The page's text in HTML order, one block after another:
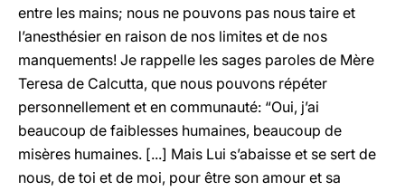
entre les mains; nous ne pouvons pas nous taire et
l’anesthésier en raison de nos limites et de nos
manquements! Je rappelle les sages paroles de Mère
Teresa de Calcutta, que nous pouvons répéter
personnellement et en communauté: “Oui, j’ai
beaucoup de faiblesses humaines, beaucoup de
misères humaines. [...] Mais Lui s’abaisse et se sert de
nous, de toi et de moi, pour être son amour et sa